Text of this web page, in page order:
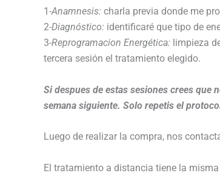
1-Anamnesis: charla previa donde me
2-Diagnóstico: identificaré que tipo de
3-Reprogramacion Energética: limpieza
tercera sesión el tratamiento elegido.
Si despues de estas sesiones crees
semana siguiente. Solo repetis el
Luego de realizar la compra, nos
El tratamiento a distancia tiene la